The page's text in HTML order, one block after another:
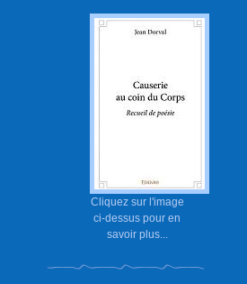
Cliquez sur l'image
ci-dessus pour en
savoir plus...